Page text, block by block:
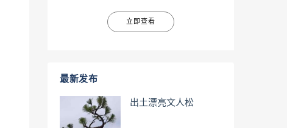
立即查看
最新发布
出土漂亮文人松